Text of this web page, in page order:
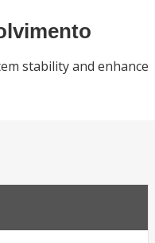
stability and enhance